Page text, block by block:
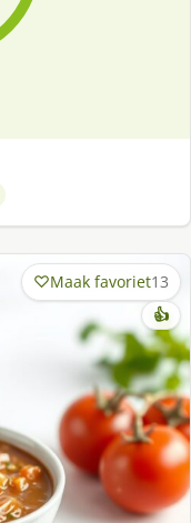
Maak favoriet13
👍